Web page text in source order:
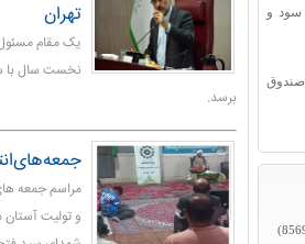
ثبت ۱۵۰ همت سود و
تهران
نخست سال با
برسد.
مراسم جمعه